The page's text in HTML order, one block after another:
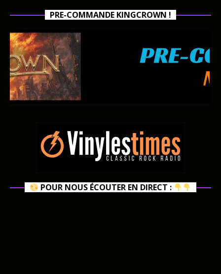
PRE-COMMANDE KINGCROWN !
POUR NOUS ÉCOUTER EN DIRECT :